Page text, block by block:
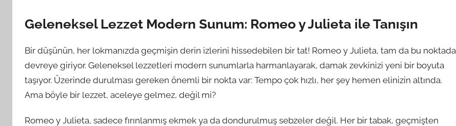
Geleneksel Lezzet Modern Sunum: Romeo y Julieta ile Tanışın
Bir düşünün, her lokmanızda geçmişin derin izlerini hissedebilen bir tat! Romeo y Julieta, tam da bu noktada
devreye giriyor. Geleneksel lezzetleri modern sunumlarla harmanlayarak, damak zevkinizi yeni bir boyuta
taşıyor. Üzerinde durulması gereken önemli bir nokta var: Tempo çok hızlı, her şey hemen elinizin altında.
Ama böyle bir lezzet, aceleye gelmez, değil mi?
Romeo y Julieta, sadece fırınlanmış ekmek ya da dondurulmuş sebzeler değil. Her bir tabak, geçmişten